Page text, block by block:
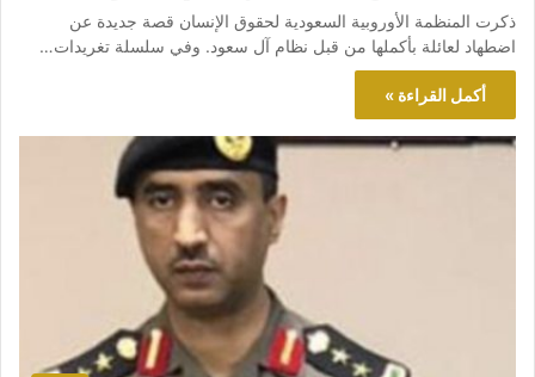
ذكرت المنظمة الأوروبية السعودية لحقوق الإنسان قصة جديدة عن
اضطهاد لعائلة بأكملها من قبل نظام آل سعود. وفي سلسلة تغريدات…
أكمل القراءة »